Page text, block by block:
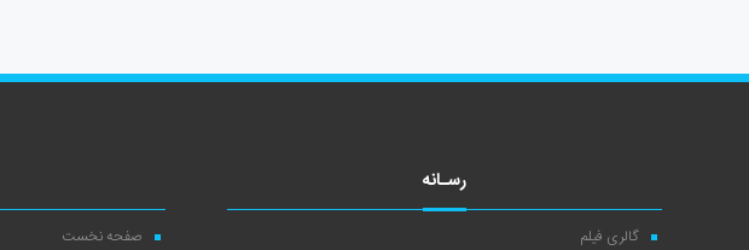
رسـانه
گالری فیلم
صفحه نخست